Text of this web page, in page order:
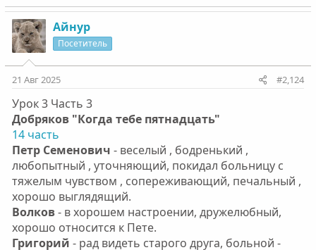
Айнур
Посетитель
21 Авг 2025 #2,124
Урок 3 Часть 3
Добряков "Когда тебе пятнадцать"
14 часть
Петр Семенович - веселый , бодренький ,
любопытный , уточняющий, покидал больницу с
тяжелым чувством , сопереживающий, печальный ,
хорошо выглядящий.
Волков- в хорошем настроении, дружелюбный,
хорошо относится к Пете.
Григорий - рад видеть старого друга, больной -